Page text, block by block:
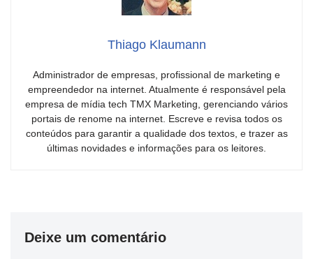
Thiago Klaumann
Administrador de empresas, profissional de marketing e
empreendedor na internet. Atualmente é responsável pela
empresa de mídia tech TMX Marketing, gerenciando vários
portais de renome na internet. Escreve e revisa todos os
conteúdos para garantir a qualidade dos textos, e trazer as
últimas novidades e informações para os leitores.
Deixe um comentário